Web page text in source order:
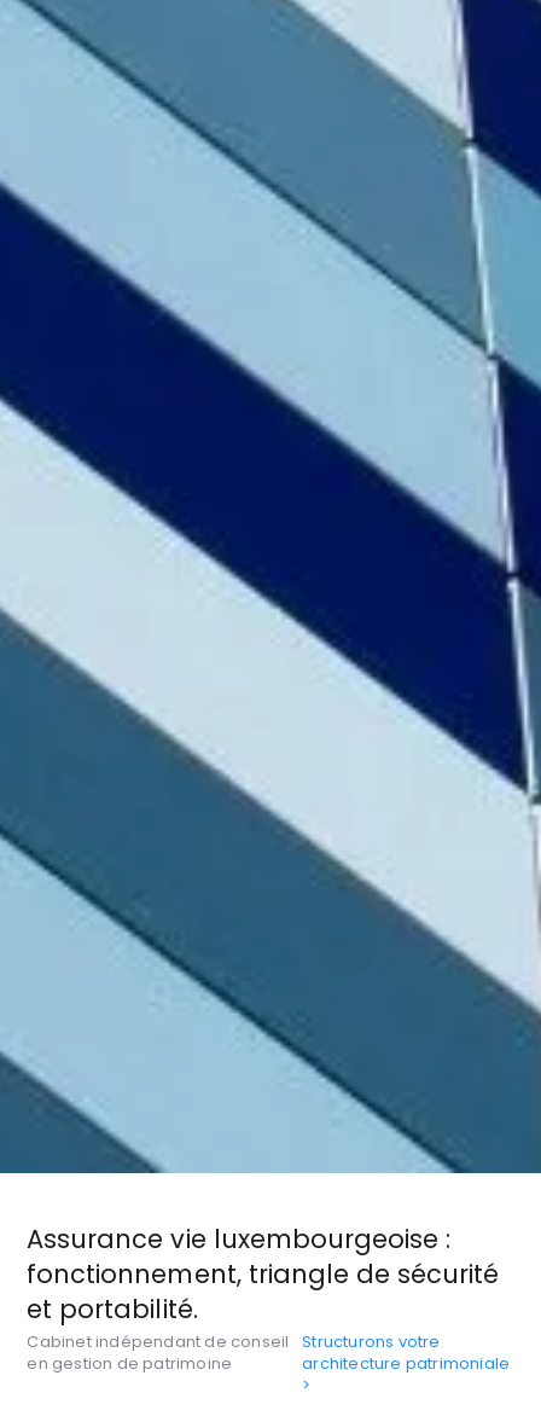
Assurance vie luxembourgeoise :
fonctionnement, triangle de sécurité
et portabilité.
Cabinet indépendant de conseil
en gestion de patrimoine
Structurons votre
architecture patrimoniale
>